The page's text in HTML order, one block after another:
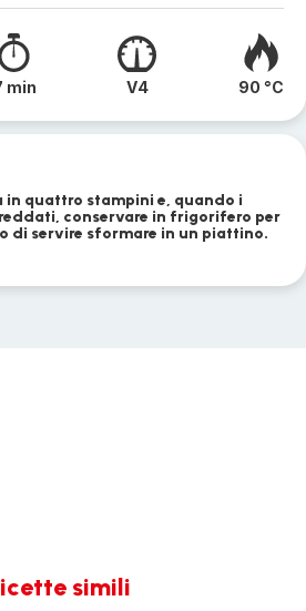
min V4 90 °C
in quattro stampini e, quando i
conservare in frigorifero per
di servire sformare in un piattino.
simili